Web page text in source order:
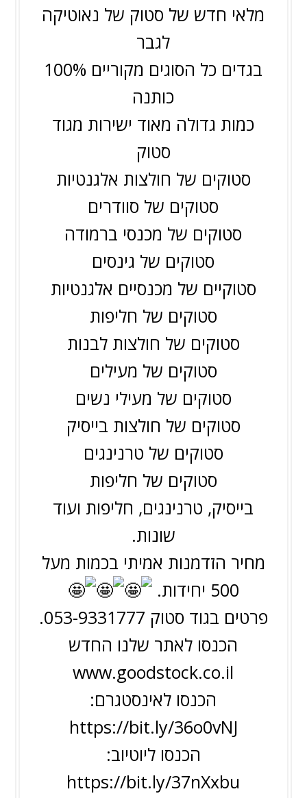
מלאי חדש של סטוק של נאוטיקה
לגבר
בגדים כל הסוגים מקוריים 100%
כותנה
כמות גדולה מאוד ישירות מגוד
סטוק
סטוקים של חולצות אלגנטיות
סטוקים של סוודרים
סטוקים של מכנסי ברמודה
סטוקים של גינסים
סטוקיים של מכנסיים אלגנטיות
סטוקים של חליפות
סטוקים של חולצות לבנות
סטוקים של מעילים
סטוקים של מעילי נשים
סטוקים של חולצות בייסיק
סטוקים של טרנינגים
סטוקים של חליפות
בייסיק, טרנינגים, חליפות ועוד
שונות.
מחיר הזדמנות אמיתי בכמות מעל
500 יחידות.
פרטים בגוד סטוק 053-9331777.
הכנסו לאתר שלנו החדש
www.goodstock.co.il
הכנסו לאינסטגרם:
https://bit.ly/36o0vNJ
הכנסו ליוטיוב:
https://bit.ly/37nXxbu